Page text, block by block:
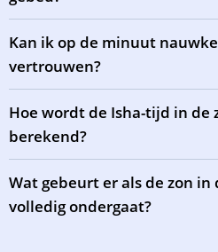
Kan ik op de minuut
vertrouwen?
Hoe wordt de Isha-tijd in de
berekend?
Wat gebeurt er als de zon in
volledig ondergaat?